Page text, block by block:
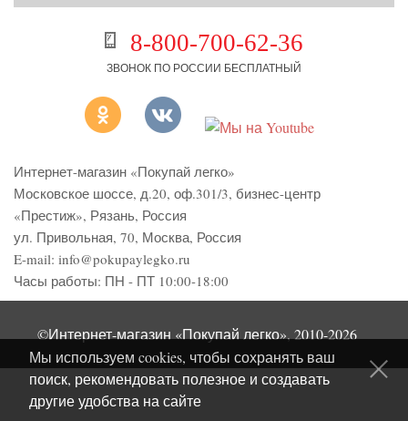
8-800-700-62-36
ЗВОНОК ПО РОССИИ БЕСПЛАТНЫЙ
Интернет-магазин «Покупай легко»
Московское шоссе, д.20, оф.301/3, бизнес-центр
«Престиж», Рязань, Россия
ул. Привольная, 70, Москва, Россия
E-mail: info@pokupaylegko.ru
Часы работы: ПН - ПТ 10:00-18:00
©Интернет-магазин «Покупай легко», 2010-2026
Мы используем cookies, чтобы сохранять ваш
поиск, рекомендовать полезное и создавать
другие удобства на сайте